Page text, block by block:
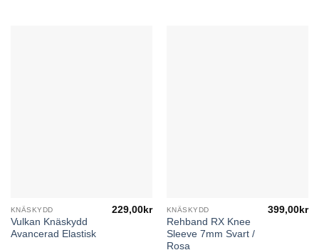
KNÄSKYDD
Vulkan Knäskydd
Avancerad Elastisk
229,00kr
Den
här
KNÄSKYDD
Rehband RX Knee
Sleeve 7mm Svart /
Rosa
399,00kr
Den
här
produkten